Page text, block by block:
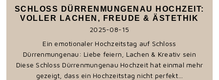
SCHLOSS DÜRRENMUNGENAU HOCHZEIT:
VOLLER LACHEN, FREUDE & ÄSTETHIK
2025-08-15
Ein emotionaler Hochzeitstag auf Schloss
Dürrenmungenau: Liebe feiern, Lachen & Kreativ sein
Diese Schloss Dürrenmungenau Hochzeit hat einmal mehr
gezeigt, dass ein Hochzeitstag nicht perfekt...